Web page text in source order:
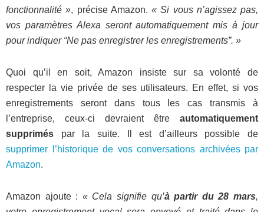
fonctionnalité », précise Amazon. « Si vous n’agissez pas,
vos paramètres Alexa seront automatiquement mis à jour
pour indiquer “Ne pas enregistrer les enregistrements”. »
Quoi qu’il en soit, Amazon insiste sur sa volonté de
respecter la vie privée de ses utilisateurs. En effet, si vos
enregistrements seront dans tous les cas transmis à
l’entreprise, ceux-ci devraient être automatiquement
supprimés par la suite. Il est d’ailleurs possible de
supprimer l’historique de vos conversations archivées par
Amazon.
Amazon ajoute : « Cela signifie qu’à partir du 28 mars,